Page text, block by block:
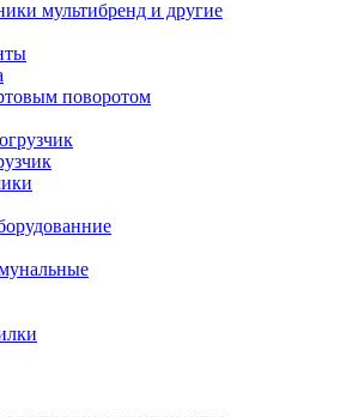
мультибренд и другие
поворотом